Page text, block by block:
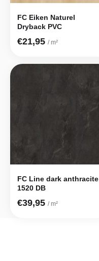
FC Eiken Naturel
Dryback PVC
€21,95 / m²
FC Line dark anthracite
1520 DB
€39,95 / m²